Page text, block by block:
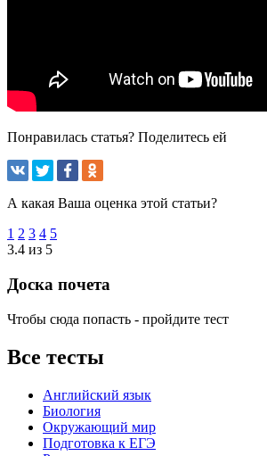
Понравилась статья? Поделитесь ей
А какая Ваша оценка этой статьи?
1 2 3 4 5
3.4 из 5
Доска почета
Чтобы сюда попасть - пройдите тест
Все тесты
Английский язык
Биология
Окружающий мир
Подготовка к ЕГЭ